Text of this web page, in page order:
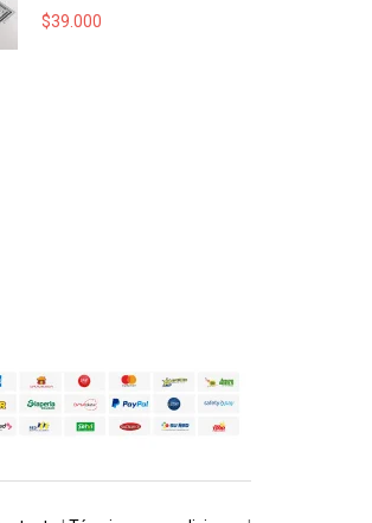
$39.000